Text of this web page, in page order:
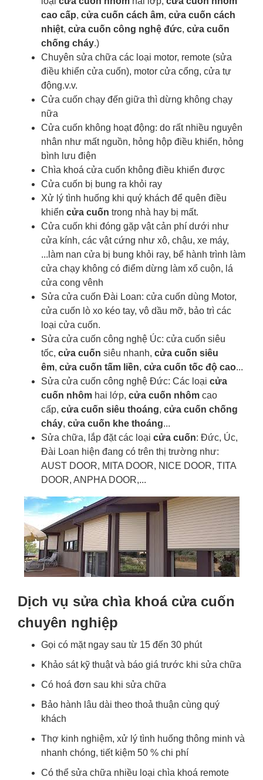
cao cấp, cửa cuốn cách âm, cửa cuốn cách
nhiệt, cửa cuốn công nghệ đức, cửa cuốn
chống cháy.)
Chuyên sửa chữa các loại motor, remote (sửa
điều khiển cửa cuốn), motor cửa cổng, cửa tự
động.v.v.
Cửa cuốn chạy đến giữa thì dừng không chạy
nữa
Cửa cuốn không hoạt động: do rất nhiều nguyên
nhân như mất nguồn, hỏng hộp điều khiển, hỏng
bình lưu điện
Chìa khoá cửa cuốn không điều khiển được
Cửa cuốn bị bung ra khỏi ray
Xử lý tình huống khi quý khách để quên điều
khiển cửa cuốn trong nhà hay bị mất.
Cửa cuốn khi đóng gặp vật cản phí dưới như
cửa kính, các vật cứng như xô, chậu, xe máy,
...làm nan cửa bị bung khỏi ray, bể hành trình làm
cửa chạy không có điểm dừng làm xổ cuộn, lá
cửa cong vênh
Sửa cửa cuốn Đài Loan: cửa cuốn dùng Motor,
cửa cuốn lò xo kéo tay, vô dầu mỡ, bảo trì các
loại cửa cuốn.
Sửa cửa cuốn công nghệ Úc: cửa cuốn siêu
tốc, cửa cuốn siêu nhanh, cửa cuốn siêu
êm, cửa cuốn tấm liền, cửa cuốn tốc độ cao...
Sửa cửa cuốn công nghệ Đức: Các loại cửa
cuốn nhôm hai lớp, cửa cuốn nhôm cao
cấp, cửa cuốn siêu thoáng, cửa cuốn chống
cháy, cửa cuốn khe thoáng...
Sửa chữa, lắp đặt các loại cửa cuốn: Đức, Úc,
Đài Loan hiện đang có trên thị trường như:
AUST DOOR, MITA DOOR, NICE DOOR, TITA
DOOR, ANPHA DOOR,...
Dịch vụ sửa chìa khoá cửa cuốn
chuyên nghiệp
Gọi có mặt ngay sau từ 15 đến 30 phút
Khảo sát kỹ thuật và báo giá trước khi sửa chữa
Có hoá đơn sau khi sửa chữa
Bảo hành lâu dài theo thoả thuận cùng quý
khách
Thợ kinh nghiệm, xử lý tình huống thông minh và
nhanh chóng, tiết kiệm 50 % chi phí
Có thể sửa chữa nhiều loại chìa khoá remote